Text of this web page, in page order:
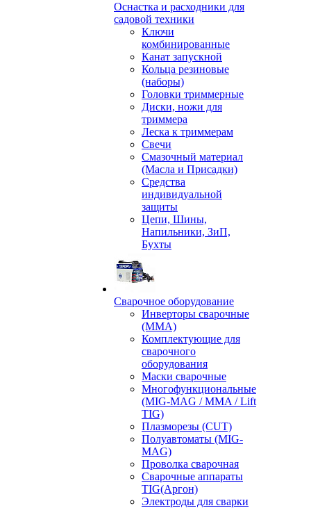
Оснастка и расходники для
садовой техники
Ключи
комбинированные
Канат запускной
Кольца резиновые
(наборы)
Головки триммерные
Диски, ножи для
триммера
Леска к триммерам
Свечи
Смазочный материал
(Масла и Присадки)
Средства
индивидуальной
защиты
Цепи, Шины,
Напильники, ЗиП,
Бухты
Сварочное оборудование
Инверторы сварочные
(ММА)
Комплектующие для
сварочного
оборудования
Маски сварочные
Многофункциональные
(MIG-MAG / MMA / Lift
TIG)
Плазморезы (CUT)
Полуавтоматы (МIG-
MAG)
Проволка сварочная
Сварочные аппараты
TIG(Аргон)
Электроды для сварки